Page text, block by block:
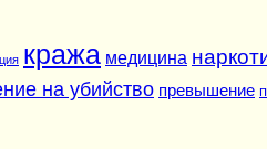
кража медицина
на убийство превышение